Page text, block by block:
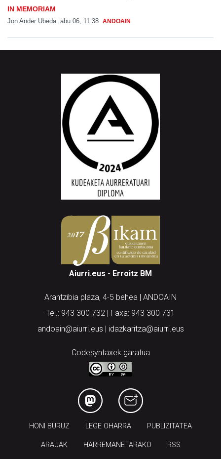
IN MEMORIAM
Jon Ander Ubeda abu 06, 11:38 ANDOAIN
Aiurri.eus - Erroitz BM
Arantzibia plaza, 4-5 behea | ANDOAIN
Tel.: 943 300 732 | Faxa: 943 300 731
andoain@aiurri.eus | idazkaritza@aiurri.eus
Codesyntaxek garatua
HONI BURUZ LEGE OHARRA PUBLIZITATEA
ARAUAK HARREMANETARAKO RSS